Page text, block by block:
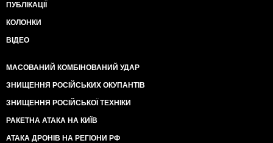
ПУБЛІКАЦІЇ
КОЛОНКИ
ВІДЕО
МАСОВАНИЙ КОМБІНОВАНИЙ УДАР
ЗНИЩЕННЯ РОСІЙСЬКИХ ОКУПАНТІВ
ЗНИЩЕННЯ РОСІЙСЬКОЇ ТЕХНІКИ
РАКЕТНА АТАКА НА КИЇВ
АТАКА ДРОНІВ НА РЕГІОНИ РФ